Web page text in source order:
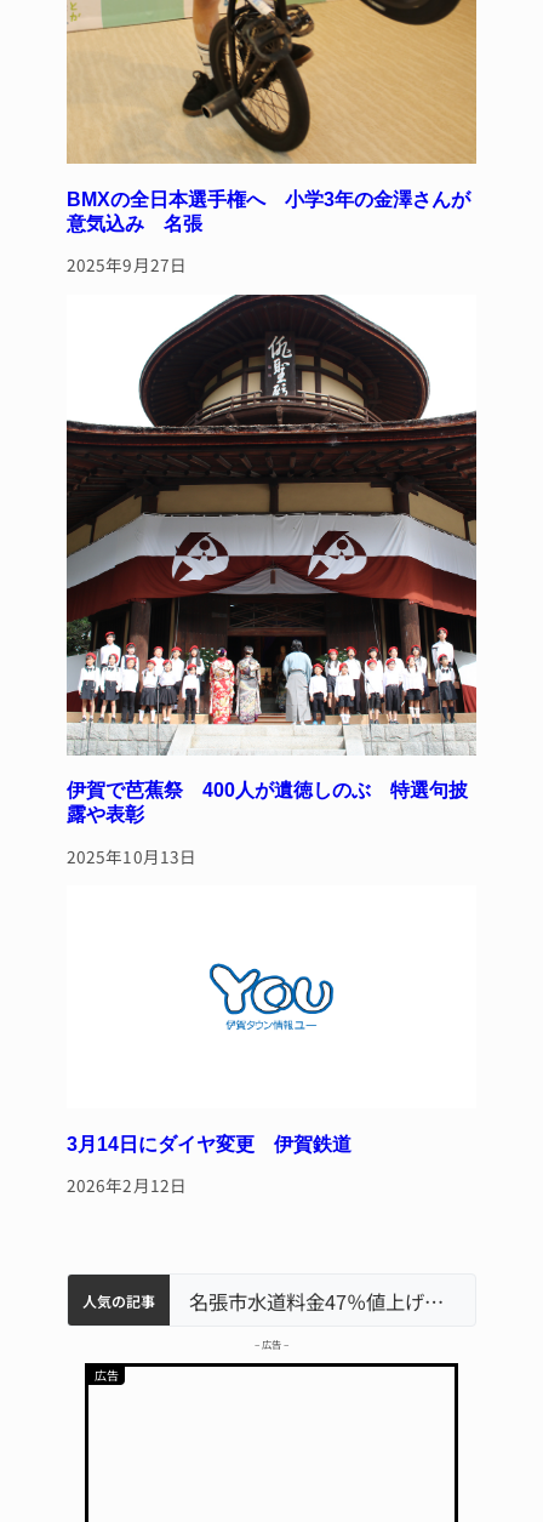
BMXの全日本選手権へ 小学3年の金澤さんが
意気込み 名張
2025年9月27日
伊賀で芭蕉祭 400人が遺徳しのぶ 特選句披
露や表彰
2025年10月13日
3月14日にダイヤ変更 伊賀鉄道
2026年2月12日
人気の記事 名張市水道料金47％値上げへ 答申案、審議会で大筋まとまる
名張市立病院のDMAT、熊本地震の被災地へ 能登以来3回目の派遣
特産「白鳳梨」の出荷最盛期 直売所にぎわう 伊賀
伊賀市の初代市長・今岡睦之さん死去 87歳
「息子が妊娠させた」母娘だまされ400万円詐欺被害 名張
– 広告 –